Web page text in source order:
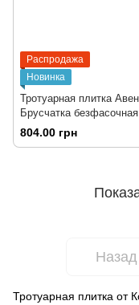
Распродажа
Новинка
Тротуарная плитка
Брусчатка
10-6 вишня
804.00 грн
Назад
Тротуарная плитка от